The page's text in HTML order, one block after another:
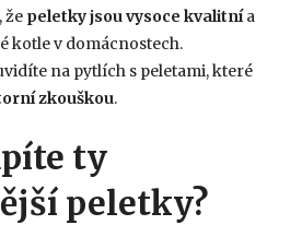
že peletky jsou vysoce kvalitnía
kotle v domácnostech.
na pytlích s peletami, které
zkouškou.
ty
peletky?